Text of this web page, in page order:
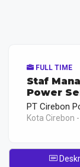
FULL TIME
Staf
Power
PT Cirebon
Kota Cirebon